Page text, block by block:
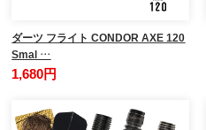
ダーツ フライト CONDOR AXE 120
Smal …
1,680円